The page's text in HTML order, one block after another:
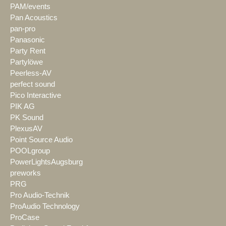
PAM/events
Pan Acoustics
pan-pro
Panasonic
Party Rent
Partylöwe
Peerless-AV
perfect sound
Pico Interactive
PIK AG
PK Sound
PlexusAV
Point Source Audio
POOLgroup
PowerLightsAugsburg
preworks
PRG
Pro Audio-Technik
ProAudio Technology
ProCase